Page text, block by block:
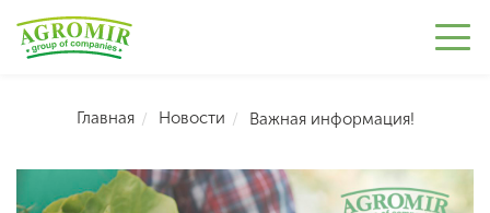
Главная Новости Важная информация!